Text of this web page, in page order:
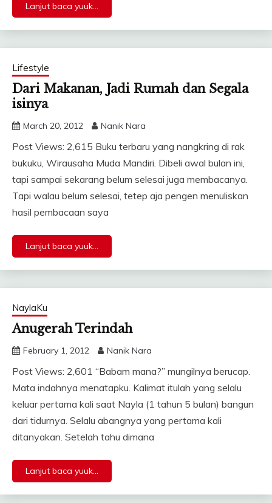
Lanjut baca yuuk...
Lifestyle
Dari Makanan, Jadi Rumah dan Segala
isinya
March 20, 2012 Nanik Nara
Post Views: 2,615 Buku terbaru yang nangkring di rak
bukuku, Wirausaha Muda Mandiri. Dibeli awal bulan ini,
tapi sampai sekarang belum selesai juga membacanya.
Tapi walau belum selesai, tetep aja pengen menuliskan
hasil pembacaan saya
Lanjut baca yuuk...
NaylaKu
Anugerah Terindah
February 1, 2012 Nanik Nara
Post Views: 2,601 “Babam mana?” mungilnya berucap.
Mata indahnya menatapku. Kalimat itulah yang selalu
keluar pertama kali saat Nayla (1 tahun 5 bulan) bangun
dari tidurnya. Selalu abangnya yang pertama kali
ditanyakan. Setelah tahu dimana
Lanjut baca yuuk...